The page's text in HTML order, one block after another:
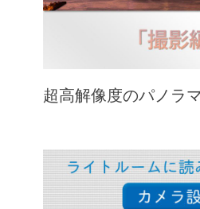
超高解像度のパノラ